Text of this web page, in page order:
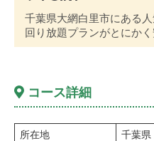
千葉県大網白里市にある人
回り放題プランがとにかく
コース詳細
所在地 千葉県